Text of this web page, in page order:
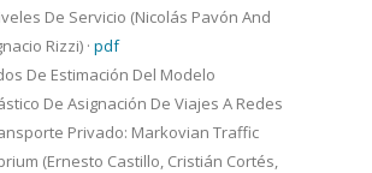
De Servicio (Nicolás Pavón And
Rizzi) · pdf
De Estimación Del Modelo
De Asignación De Viajes A Redes
Privado: Markovian Traffic
(Ernesto Castillo, Cristián Cortés,